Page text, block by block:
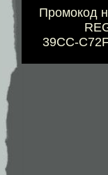
Промокод
39CC-